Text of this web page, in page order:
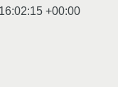
+00:00